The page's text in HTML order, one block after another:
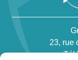
23, rue